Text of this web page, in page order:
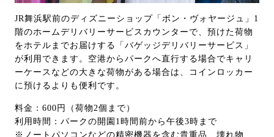
JR舞浜駅前のディズニーショップ「ボン・ヴォヤージュ」1
階のホームデリバリーサービスカウンターで、預けた荷物
をホテルまでお届けする「バゲッジデリバリーサービス」
が利用できます。空港からパークへ直行する場合でキャリ
ーケースなどの大きな荷物がある場合は、コインロッカー
に預けるよりも便利です。
料金：600円（荷物2個まで）
利用時間：パークの開園1時間前から午後3時まで
※ノートパソコンなどの精密機器を含む貴重品、壊れ物、